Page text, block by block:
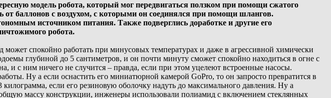
модель робота, который мог передвигаться ползком при помощи сжатого
от баллонов с воздухом, с которыми он соединялся при помощи шлангов.
источником питания. Также подверглись доработке и другие его
робота.
спокойно работать при минусовых температурах и даже в агрессивной химически
глубиной до 5 сантиметров, и он почти минуту сможет спокойно находиться в огне с
и с ним ничего не случится – правда, если при этом уцелеют встроенные насосы.
Ну а если оснастить его миниатюрной камерой GoPro, то он запросто превратится в
если его резиновую оболочку надуть до максимального давления. Ну а
массу конструкции, инженеры использовали полиамид с включением стеклянных